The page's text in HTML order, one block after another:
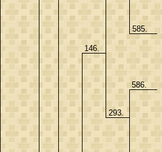
146.
585.
293.
586.